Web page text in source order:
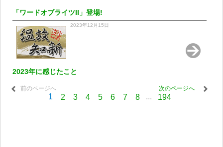
「ワードオブライツII」登場!
2023年12月15日
2023年に感じたこと
前のページへ
1 2 3 4 5 6 7 8 ... 194
次のページへ